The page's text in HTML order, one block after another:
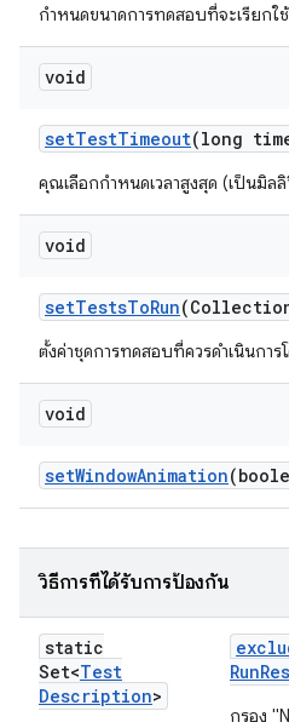
กำหนดขนาดการทดสอบที่จะเรียกใ
void
setTestTimeout(long
คุณเลือกกำหนดเวลาสูงสุด (เป็นมิล
void
setTestsToRun
ตั้งค่าชุดการทดสอบที่ควรดำเนินกา
void
setWindowAnimation
วิธีการที่ได้รับการป้องกัน
static
Set<Test
Description>
Run
กรอง